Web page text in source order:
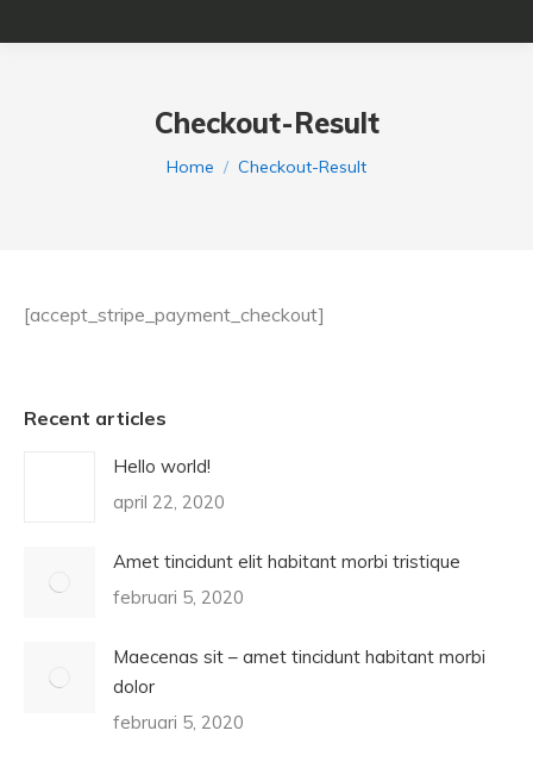
Checkout-Result
Je bent hier:
Home Checkout-Result
[accept_stripe_payment_checkout]
Recent articles
Hello world!
april 22, 2020
Amet tincidunt elit habitant morbi tristique
februari 5, 2020
Maecenas sit – amet tincidunt habitant morbi
dolor
februari 5, 2020